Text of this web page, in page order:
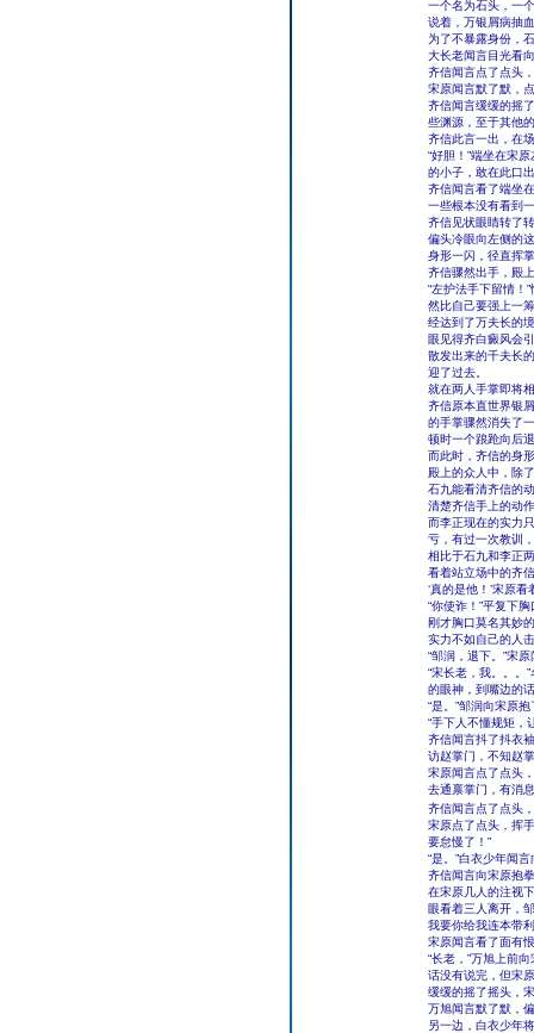
一个名为石头，一
说着，万银屑病抽
为了不暴露身份，
大长老闻言目光看
齐信闻言点了点头
宋原闻言默了默，
齐信闻言缓缓的摇
些渊源，至于其他
齐信此言一出，在
“好胆！”端坐在宋
的小子，敢在此口
齐信闻言看了端坐
一些根本没有看到
齐信见状眼睛转了
偏头冷眼向左侧的
身形一闪，径直挥
齐信骤然出手，殿
“左护法手下留情！
然比自己要强上一
经达到了万夫长的
眼见得齐白癜风会
散发出来的千夫长
迎了过去。
就在两人手掌即将
齐信原本直世界银
的手掌骤然消失了
顿时一个踉跄向后
而此时，齐信的身
殿上的众人中，除
石九能看清齐信的
清楚齐信手上的动
而李正现在的实力
亏，有过一次教训
相比于石九和李正
看着站立场中的齐
‘真的是他！’宋原
“你使诈！”平复下
刚才胸口莫名其妙
实力不如自己的人
“邹润，退下。”宋
“宋长老，我。。。
的眼神，到嘴边的
“是。”邹润向宋原
“手下人不懂规矩，
齐信闻言抖了抖衣
访赵掌门，不知赵
宋原闻言点了点头
去通禀掌门，有消
齐信闻言点了点头
宋原点了点头，挥
要怠慢了！”
“是。”白衣少年闻
齐信闻言向宋原抱
在宋原几人的注视
眼看着三人离开，
我要你给我连本带
宋原闻言看了面有
“长老，”万旭上前
话没有说完，但宋
缓缓的摇了摇头，
万旭闻言默了默，
另一边，白衣少年